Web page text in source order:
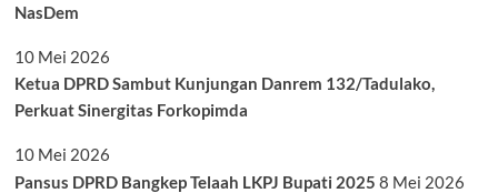
NasDem
10 Mei 2026
Ketua DPRD Sambut Kunjungan Danrem 132/Tadulako,
Perkuat Sinergitas Forkopimda
10 Mei 2026
Pansus DPRD Bangkep Telaah LKPJ Bupati 2025 8 Mei 2026